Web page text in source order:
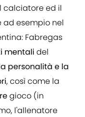
calciatore ed il
ad esempio nel
Fabregas
mentali del
personalità e la
, così come la
gioco (in
l'allenatore